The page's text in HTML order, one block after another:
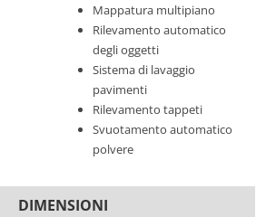
Mappatura multipiano
Rilevamento automatico
degli oggetti
Sistema di lavaggio
pavimenti
Rilevamento tappeti
Svuotamento automatico
polvere
DIMENSIONI